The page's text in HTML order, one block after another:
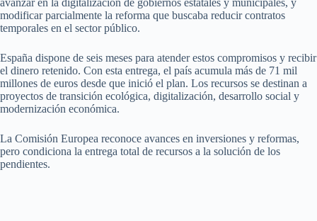
avanzar en la digitalización de gobiernos estatales y municipales, y
modificar parcialmente la reforma que buscaba reducir contratos
temporales en el sector público.
España dispone de seis meses para atender estos compromisos y recibir
el dinero retenido. Con esta entrega, el país acumula más de 71 mil
millones de euros desde que inició el plan. Los recursos se destinan a
proyectos de transición ecológica, digitalización, desarrollo social y
modernización económica.
La Comisión Europea reconoce avances en inversiones y reformas,
pero condiciona la entrega total de recursos a la solución de los
pendientes.